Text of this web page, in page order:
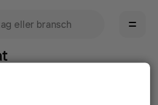
snabbare kan avhjälpa det.